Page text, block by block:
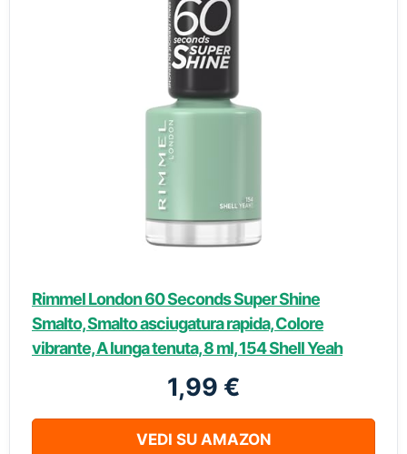
Rimmel London 60 Seconds Super Shine
Smalto, Smalto asciugatura rapida, Colore
vibrante, A lunga tenuta, 8 ml, 154 Shell Yeah
1,99 €
VEDI SU AMAZON